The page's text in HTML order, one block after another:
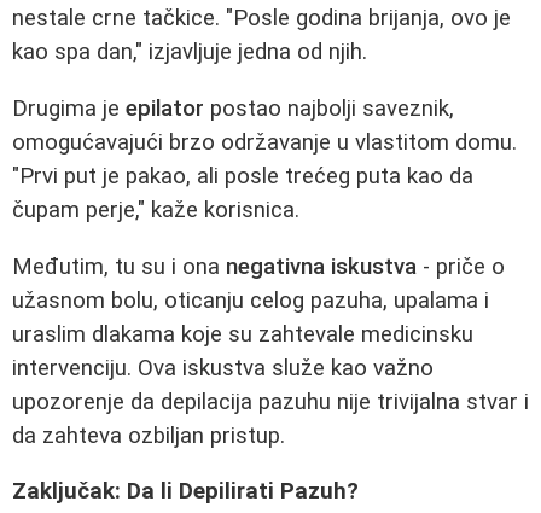
nestale crne tačkice. "Posle godina brijanja, ovo je
kao spa dan," izjavljuje jedna od njih.
Drugima je epilator postao najbolji saveznik,
omogućavajući brzo održavanje u vlastitom domu.
"Prvi put je pakao, ali posle trećeg puta kao da
čupam perje," kaže korisnica.
Međutim, tu su i ona negativna iskustva - priče o
užasnom bolu, oticanju celog pazuha, upalama i
uraslim dlakama koje su zahtevale medicinsku
intervenciju. Ova iskustva služe kao važno
upozorenje da depilacija pazuhu nije trivijalna stvar i
da zahteva ozbiljan pristup.
Zaključak: Da li Depilirati Pazuh?